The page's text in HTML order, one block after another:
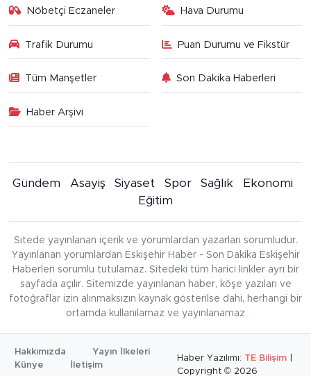
Nöbetçi Eczaneler Hava Durumu
Trafik Durumu Puan Durumu ve Fikstür
Tüm Manşetler Son Dakika Haberleri
Haber Arşivi
Gündem Asayiş Siyaset Spor Sağlık
Ekonomi
Eğitim
Sitede yayınlanan içerik ve yorumlardan yazarları sorumludur.
Yayınlanan yorumlardan Eskişehir Haber - Son Dakika Eskişehir
Haberleri sorumlu tutulamaz. Sitedeki tüm harici linkler ayrı bir
sayfada açılır. Sitemizde yayınlanan haber, köşe yazıları ve
fotoğraflar izin alınmaksızın kaynak gösterilse dahi, herhangi bir
ortamda kullanılamaz ve yayınlanamaz
Hakkımızda
Yayın İlkeleri
Künye
İletişim
Haber Yazılımı: TE Bilişim
Copyright © 2026